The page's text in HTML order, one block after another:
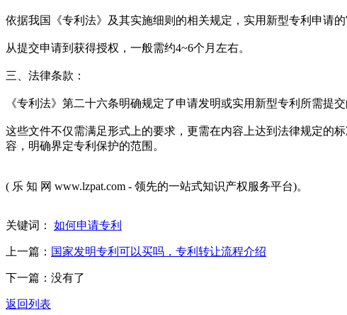
依据我国《专利法》及其实施细则的相关规定，实用新型专利申请
从提交申请到获得授权，一般需约4~6个月左右。
三、法律条款：
《专利法》第二十六条明确规定了申请发明或实用新型专利所需提
这些文件不仅需满足形式上的要求，更需在内容上达到法律规定的
容，明确界定专利保护的范围。
( 乐 知 网 www.lzpat.com - 领先的一站式知识产权服务平台)。
关键词： 如何申请专利
上一篇： 国家发明专利可以买吗，专利转让流程介绍
下一篇：没有了
返回列表